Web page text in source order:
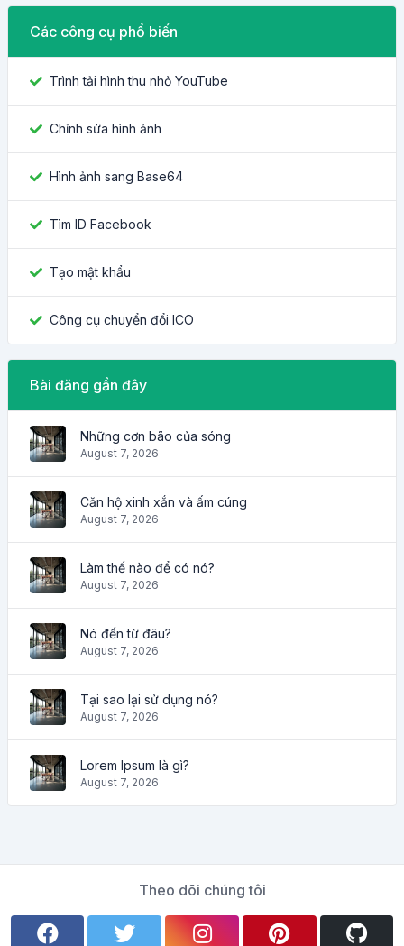
Các công cụ phổ biến
Trình tải hình thu nhỏ YouTube
Chỉnh sửa hình ảnh
Hình ảnh sang Base64
Tìm ID Facebook
Tạo mật khẩu
Công cụ chuyển đổi ICO
Bài đăng gần đây
Những cơn bão của sóng
August 7, 2026
Căn hộ xinh xắn và ấm cúng
August 7, 2026
Làm thế nào để có nó?
August 7, 2026
Nó đến từ đâu?
August 7, 2026
Tại sao lại sử dụng nó?
August 7, 2026
Lorem Ipsum là gì?
August 7, 2026
Theo dõi chúng tôi